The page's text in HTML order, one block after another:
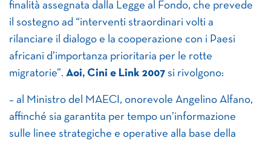
finalità assegnata dalla Legge al Fondo, che prevede
il sostegno ad “interventi straordinari volti a
rilanciare il dialogo e la cooperazione con i Paesi
africani d’importanza prioritaria per le rotte
migratorie”. Aoi, Cini e Link 2007 si rivolgono:
– al Ministro del MAECI, onorevole Angelino Alfano,
affinché sia garantita per tempo un’informazione
sulle linee strategiche e operative alla base della